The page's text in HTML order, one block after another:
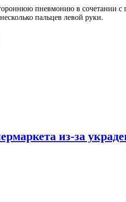
пневмонию в сочетании
пальцев левой руки.
из-за